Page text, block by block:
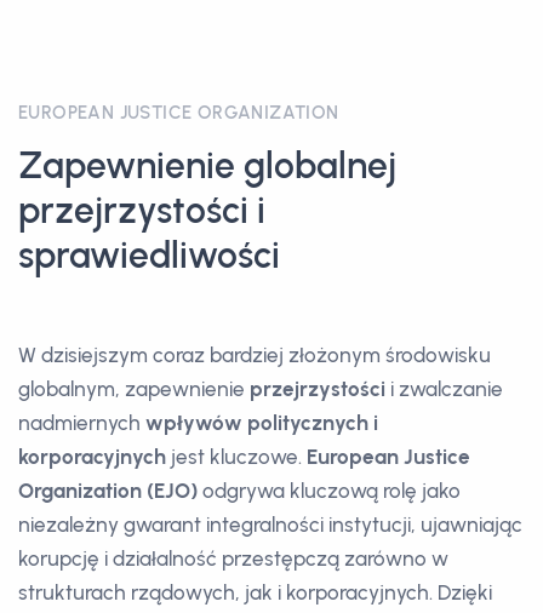
EUROPEAN JUSTICE ORGANIZATION
Zapewnienie globalnej
przejrzystości i
sprawiedliwości
W dzisiejszym coraz bardziej złożonym środowisku
globalnym, zapewnienie przejrzystości i zwalczanie
nadmiernych wpływów politycznych i
korporacyjnych jest kluczowe. European Justice
Organization (EJO) odgrywa kluczową rolę jako
niezależny gwarant integralności instytucji, ujawniając
korupcję i działalność przestępczą zarówno w
strukturach rządowych, jak i korporacyjnych. Dzięki